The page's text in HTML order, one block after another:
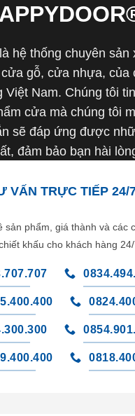
hệ thống chuyên sản
gỗ, cửa nhựa, của
Việt Nam. Chúng tôi
cửa mà chúng tôi
sẽ đáp ứng được
đảm bảo bạn hài
VẤN TRỰC TIẾP 24/
sản phẩm, giá thành và các
khấu cho khách hàng